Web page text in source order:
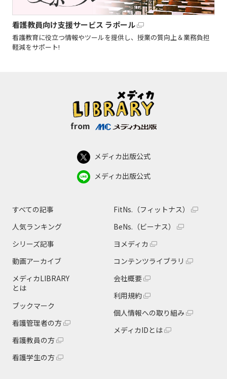
看護教員向け支援サービス ラポール
看護教育に役立つ情報やツールを提供し、授業の質向上＆業務負担
軽減をサポート!
from
メディカ出版公式
メディカ出版公式
すべての記事
人気ランキング
シリーズ記事
動画アーカイブ
メディカLIBRARY
とは
ブックマーク
看護管理者の方
看護教員の方
看護学生の方
FitNs.（フィットナス）
BeNs.（ビーナス）
ヨメディカ
コンテンツライブラリ
会社概要
利用規約
個人情報への取り組み
メディカIDとは